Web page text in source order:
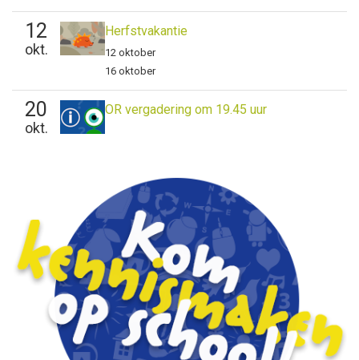
12
okt.
Herfstvakantie
12 oktober
16 oktober
20
okt.
OR vergadering om 19.45 uur